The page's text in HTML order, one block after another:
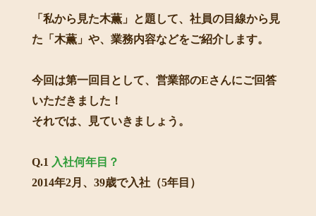
「私から見た木薫」と題して、社員の目線から見
た「木薫」や、業務内容などをご紹介します。
今回は第一回目として、営業部のEさんにご回答
いただきました！
それでは、見ていきましょう。
Q.1 入社何年目？
2014年2月、39歳で入社（5年目）